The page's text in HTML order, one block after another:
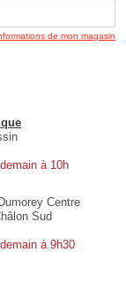
de mon magasin
à 10h
Centre
Sud
à 9h30